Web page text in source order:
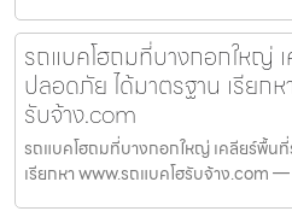
รถแบคโฮถมที่บางกอกใหญ่
ปลอดภัย ได้มาตรฐาน เรียก
รับจ้าง.com
รถแบคโฮถมที่บางกอกใหญ่ เคลียร์พื้น
เรียกหา www.รถแบคโฮรับจ้าง.com